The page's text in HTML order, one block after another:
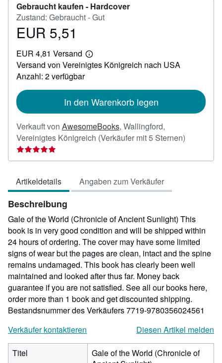
Gebraucht kaufen - Hardcover
Zustand: Gebraucht - Gut
Preis
5,51
EUR 5,51
EUR 4,81 Versand
Weitere
Informationen
zu
Versand von Vereinigtes Königreich nach USA
Anzahl: 2 verfügbar
In den Warenkorb legen
Verkauft von AwesomeBooks, Wallingford,
Vereinigtes Königreich (Verkäufer mit 5 Sternen)
von
Artikeldetails Angaben zum Verkäufer
Beschreibung
Gale of the World (Chronicle of Ancient Sunlight) This
book is in very good condition and will be shipped within
24 hours of ordering. The cover may have some limited
signs of wear but the pages are clean, intact and the spine
remains undamaged. This book has clearly been well
maintained and looked after thus far. Money back
guarantee if you are not satisfied. See all our books here,
order more than 1 book and get discounted shipping.
Bestandsnummer des Verkäufers 7719-9780356024561
Verkäufer kontaktieren
Diesen Artikel melden
Titel
Gale of the World (Chronicle of